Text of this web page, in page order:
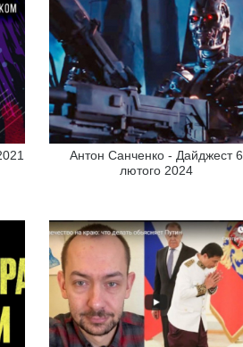
Антон Санченко - Дайджест 6
лютого 2024